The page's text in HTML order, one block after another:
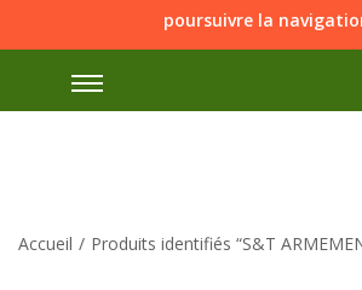
poursuivre la
Accueil / Produits identifiés “S&T